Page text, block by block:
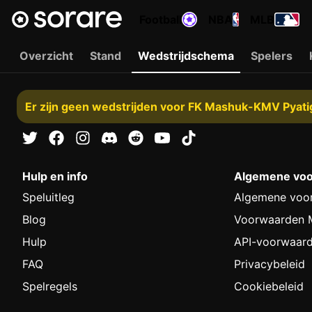
Overzicht Stand Wedstrijdschema Spelers
Er zijn geen wedstrijden voor FK Mashuk-KMV
Hulp en info
Speluitleg
Blog
Hulp
FAQ
Spelregels
Algemene
Algemene
Voorwaarden
API-
Privacybeleid
Cookiebeleid